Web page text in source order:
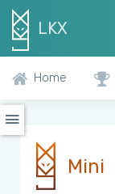
LKX
Home
Mini